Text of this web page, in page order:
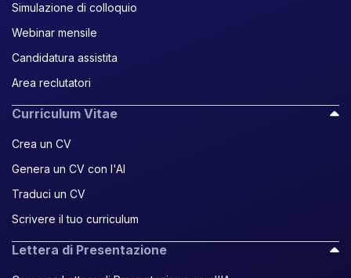
Simulazione di colloquio
Webinar mensile
Candidatura assistita
Area reclutatori
Curriculum Vitae
Crea un CV
Genera un CV con l'AI
Traduci un CV
Scrivere il tuo curriculum
Lettera di Presentazione